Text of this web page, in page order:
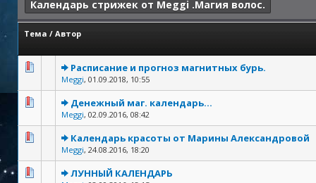
Календарь стрижек от Meggi .Магия волос.
Тема / Автор
Расписание и прогноз магнитных бурь.
Meggi, 01.09.2018, 10:55
Денежный маг. календарь...
Meggi, 02.09.2016, 08:42
Календарь красоты от Марины Александровой
Meggi, 24.08.2016, 18:20
ЛУННЫЙ КАЛЕНДАРЬ